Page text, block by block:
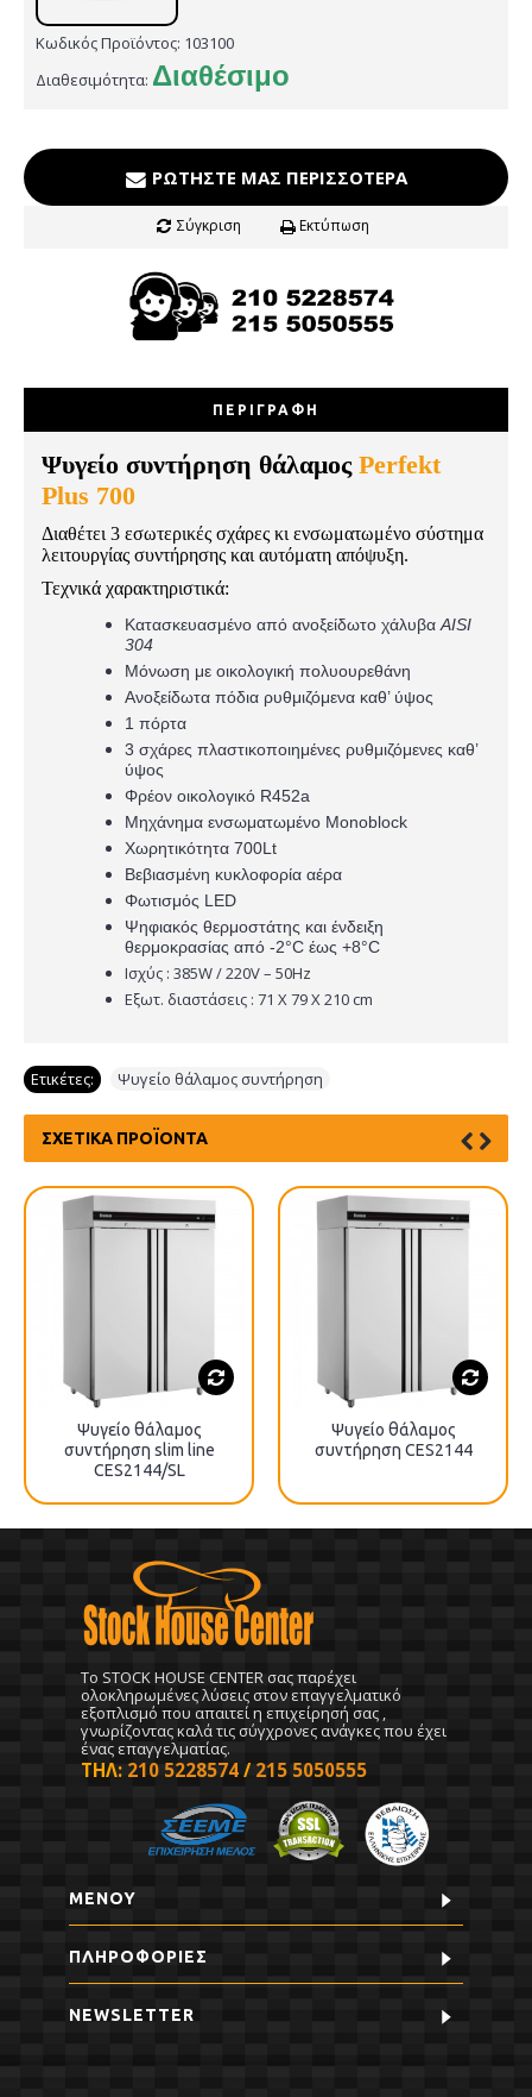
Κωδικός Προϊόντος: 103100
Διαθεσιμότητα: Διαθέσιμο
ΡΩΤΉΣΤΕ ΜΑΣ ΠΕΡΙΣΣΌΤΕΡΑ
Σύγκριση Εκτύπωση
ΠΕΡΙΓΡΑΦΉ
Ψυγείο συντήρηση θάλαμος Perfekt
Plus 700
Διαθέτει 3 εσωτερικές σχάρες κι ενσωματωμένο σύστημα
λειτουργίας συντήρησης και αυτόματη απόψυξη.
Τεχνικά χαρακτηριστικά:
Κατασκευασμένο από ανοξείδωτο χάλυβα AISI
304
Μόνωση με οικολογική πολυουρεθάνη
Ανοξείδωτα πόδια ρυθμιζόμενα καθ’ ύψος
1 πόρτα
3 σχάρες πλαστικοποιημένες ρυθμιζόμενες καθ’
ύψος
Φρέον οικολογικό R452a
Μηχάνημα ενσωματωμένο Monoblock
Χωρητικότητα 700Lt
Βεβιασμένη κυκλοφορία αέρα
Φωτισμός LED
Ψηφιακός θερμοστάτης και ένδειξη
θερμοκρασίας από -2°C έως +8°C
Ισχύς : 385W / 220V – 50Hz
Eξωτ. διαστάσεις : 71 Χ 79 Χ 210 cm
Ετικέτες: Ψυγείο θάλαμος συντήρηση
ΣΧΕΤΙΚΆ ΠΡΟΪΌΝΤΑ
Ψυγείο θάλαμος
συντήρηση slim line
CES2144/SL
Ψυγείο θάλαμος
συντήρηση CES2144
To STOCK HOUSE CENTER σας παρέχει
ολοκληρωμένες λύσεις στον επαγγελματικό
εξοπλισμό που απαιτεί η επιχείρησή σας ,
γνωρίζοντας καλά τις σύγχρονες ανάγκες που έχει
ένας επαγγελματίας.
ΤΗΛ: 210 5228574 / 215 5050555
ΜΕΝΟΥ
ΠΛΗΡΟΦΟΡΊΕΣ
NEWSLETTER